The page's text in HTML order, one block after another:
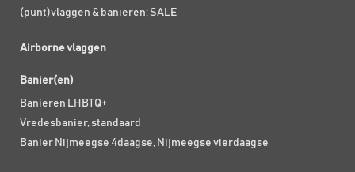
(punt)vlaggen & banieren; SALE
Airborne vlaggen
Banier(en)
Banieren LHBTQ+
Vredesbanier, standaard
Banier Nijmeegse 4daagse, Nijmeegse vierdaagse